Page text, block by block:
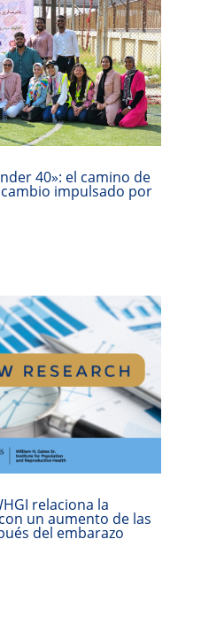
40»: el camino de
impulsado por
relaciona la
un aumento de las
del embarazo